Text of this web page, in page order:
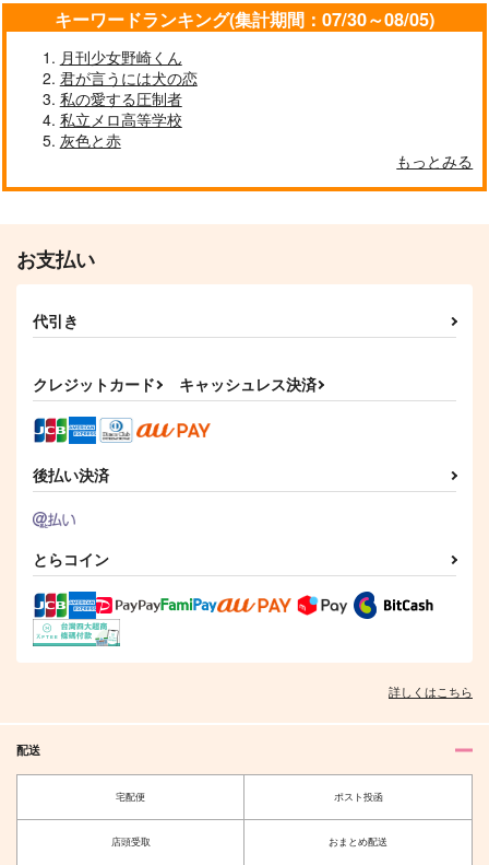
Timing×n
SNBK
787円（税込）
スタンリー×Dr.XENO
サンプル
作品詳細
April
スタンリー×Dr.XENO
キーワードランキング(集計期間：07/30～08/05)
月刊少女野崎くん
君が言うには犬の恋
私の愛する圧制者
私立メロ高等学校
灰色と赤
もっとみる
お支払い
代引き
クレジットカード キャッシュレス決済
後払い決済
とらコイン
詳しくはこちら
配送
宅配便 ポスト投函
店頭受取 おまとめ配送